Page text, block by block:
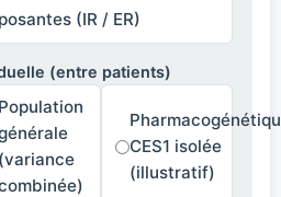
(IR / ER)
(entre patients)
Population
(variance
CES1 isolée
(illustratif)